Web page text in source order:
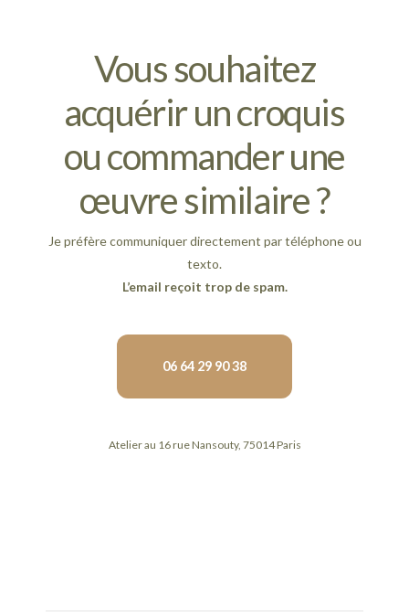
Vous souhaitez
acquérir un croquis
ou commander une
œuvre similaire ?
Je préfère communiquer directement par téléphone ou
texto.
L’email reçoit trop de spam.
06 64 29 90 38
Atelier au 16 rue Nansouty, 75014 Paris